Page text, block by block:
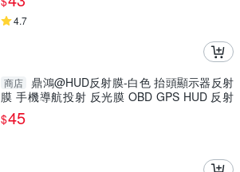
4.7
商店
鼎鴻@HUD反射膜-白色 抬頭顯示器反射
膜 手機導航投射 反光膜 OBD GPS HUD 反射
貼膜
$45